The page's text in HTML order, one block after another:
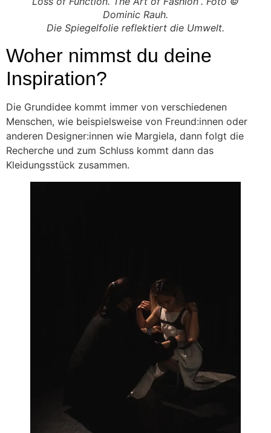
Dominic Rauh.
Die Spiegelfolie reflektiert die Umwelt.
Woher nimmst du deine
Inspiration?
Die Grundidee kommt immer von verschiedenen
Menschen, wie beispielsweise von Freund:innen oder
anderen Designer:innen wie Margiela, dann folgt die
Recherche und zum Schluss kommt dann das
Kleidungsstück zusammen.